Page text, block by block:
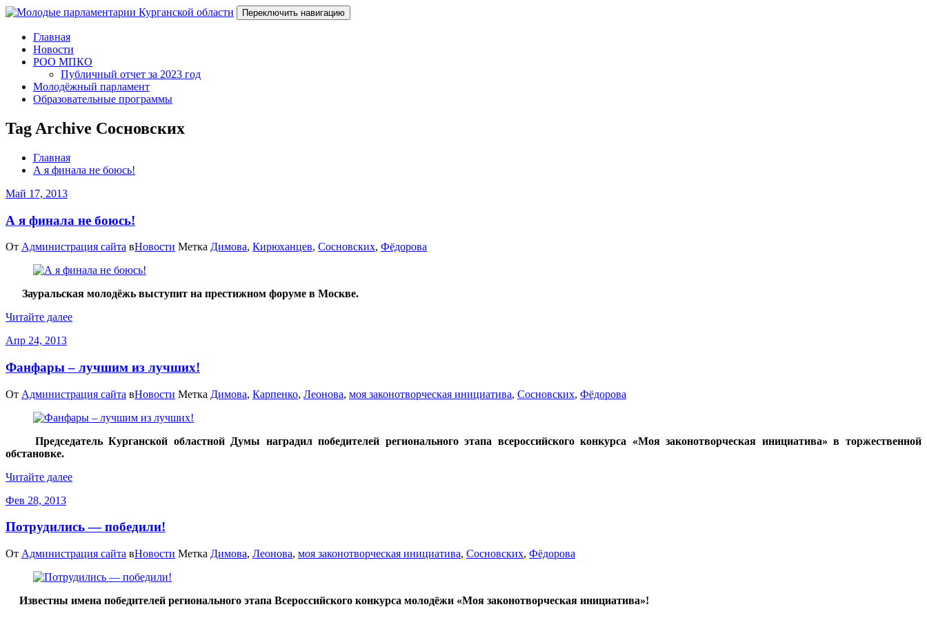
Переключить навигацию
Главная
Новости
РОО МПКО
Публичный отчет за 2023 год
Молодёжный парламент
Образовательные программы
Tag Archive Сосновских
Главная
А я финала не боюсь!
Май 17, 2013
А я финала не боюсь!
От Администрация сайта вНовости Метка Димова, Кирюханцев, Сосновских, Фёдорова
Зауральская молодёжь выступит на престижном форуме в Москве.
Читайте далее
Апр 24, 2013
Фанфары – лучшим из лучших!
От Администрация сайта вНовости Метка Димова, Карпенко, Леонова, моя законотворческая инициатива, Сосновских, Фёдорова
Председатель Курганской областной Думы наградил победителей регионального этапа всероссийского конкурса «Моя законотворческая инициатива» в торжественной
обстановке.
Читайте далее
Фев 28, 2013
Потрудились — победили!
От Администрация сайта вНовости Метка Димова, Леонова, моя законотворческая инициатива, Сосновских, Фёдорова
Известны имена победителей регионального этапа Всероссийского конкурса молодёжи «Моя законотворческая инициатива»!